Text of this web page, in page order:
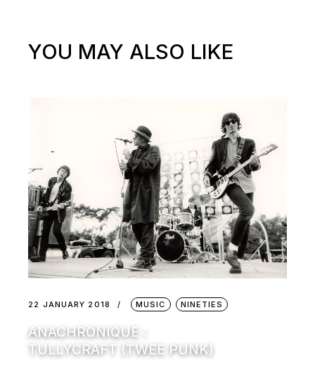
YOU MAY ALSO LIKE
22 JANUARY 2018 MUSIC NINETIES
ANACHRONIQUE :
TULLYCRAFT (TWEE PUNK)